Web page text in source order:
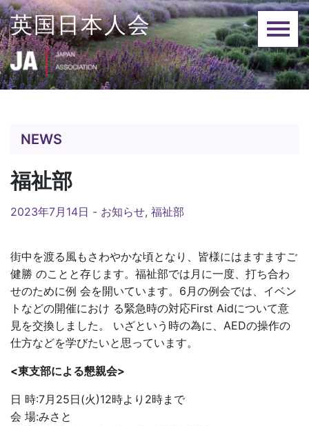
Skip
to
content
英国日本人会
NEWS
福祉部
2023年7月14日 - お知らせ, 福祉部
街中を渡る風もさわやかな頃となり、皆様にはますますご
健勝 のことと存じます。福祉部では月に一度、打ち合わ
せのために例 会を開いています。6月の例会では、イベン
トなどの開催におけ る緊急時の対応First Aidについて意
見を交換しました。 いざという時の為に、AEDの操作の
仕方などを学びたいと思っています。
<東支部による懇親会>
日 時:7月25日(火)12時より2時まで
会 場:みさと